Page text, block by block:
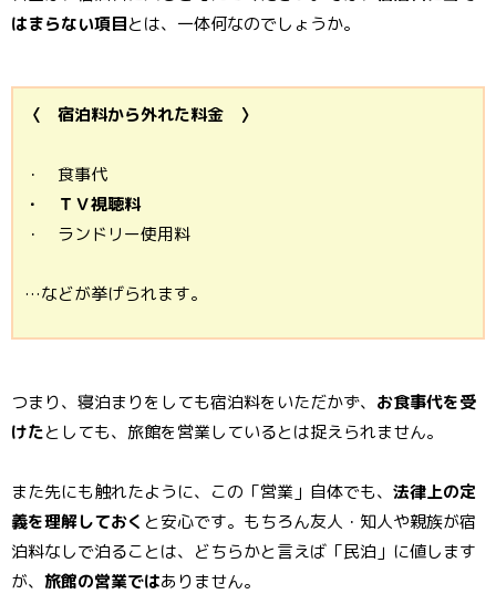
はまらない項目とは、一体何なのでしょうか。
〈 宿泊料から外れた料金 〉
・ 食事代
・ ＴＶ視聴料
・ ランドリー使用料
…などが挙げられます。
つまり、寝泊まりをしても宿泊料をいただかず、 お食事代を受
けたとしても、旅館を営業しているとは捉えられません。
また先にも触れたように、この「営業」自体でも、 法律上の定
義を理解しておく と安心です。もちろん友人・知人や親族が宿
泊料なしで泊ることは、どちらかと言えば「民泊」に値します
が、 旅館の営業ではありません。